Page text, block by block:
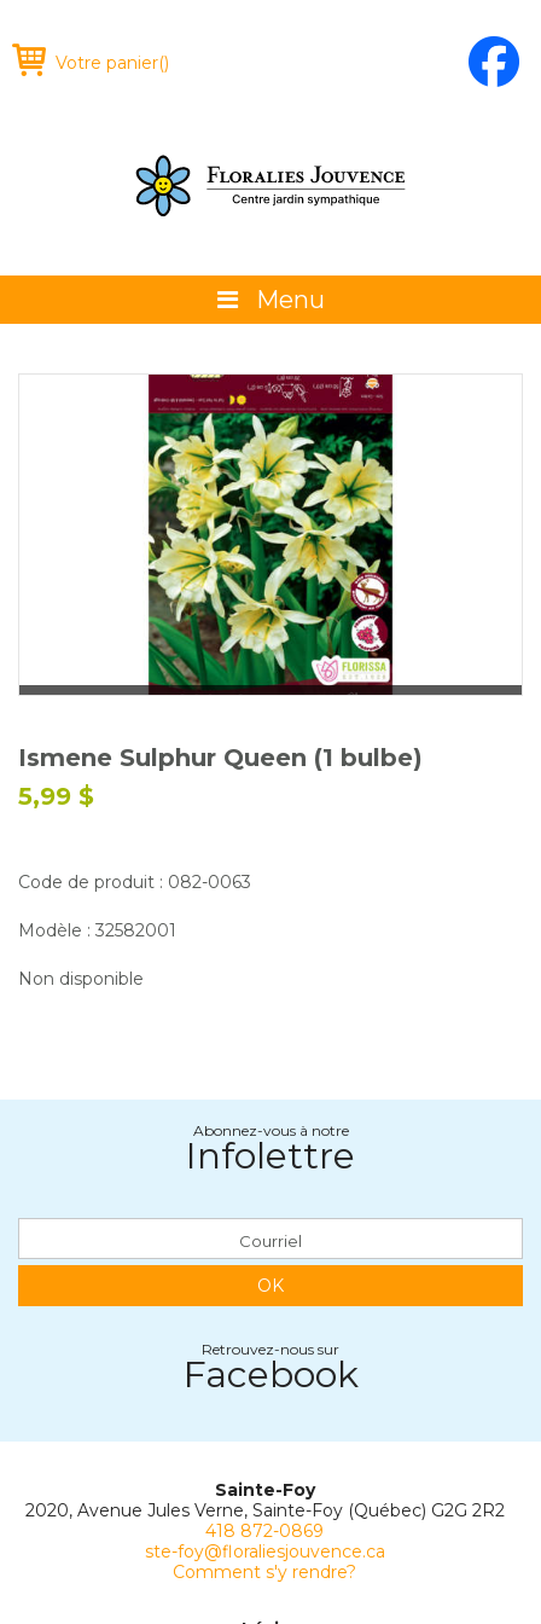
Votre panier()
Menu
La boutique
Promotions et évènements
Conseils
Glossaire
Calendrier horticole
Emplois
Service à la clientèle
Nous joindre
Ismene Sulphur Queen (1 bulbe)
5,99 $
Code de produit : 082-0063
Modèle : 32582001
Non disponible
Abonnez-vous à notre
Infolettre
OK
Retrouvez-nous sur
Facebook
Sainte-Foy
2020, Avenue Jules Verne, Sainte-Foy (Québec) G2G 2R2
418 872-0869
ste-foy@floraliesjouvence.ca
Comment s'y rendre?